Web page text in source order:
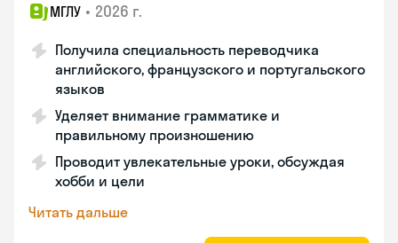
МГЛУ • 2026 г.
Получила специальность переводчика
английского, французского и португальского
языков
Уделяет внимание грамматике и
правильному произношению
Проводит увлекательные уроки, обсуждая
хобби и цели
Читать дальше